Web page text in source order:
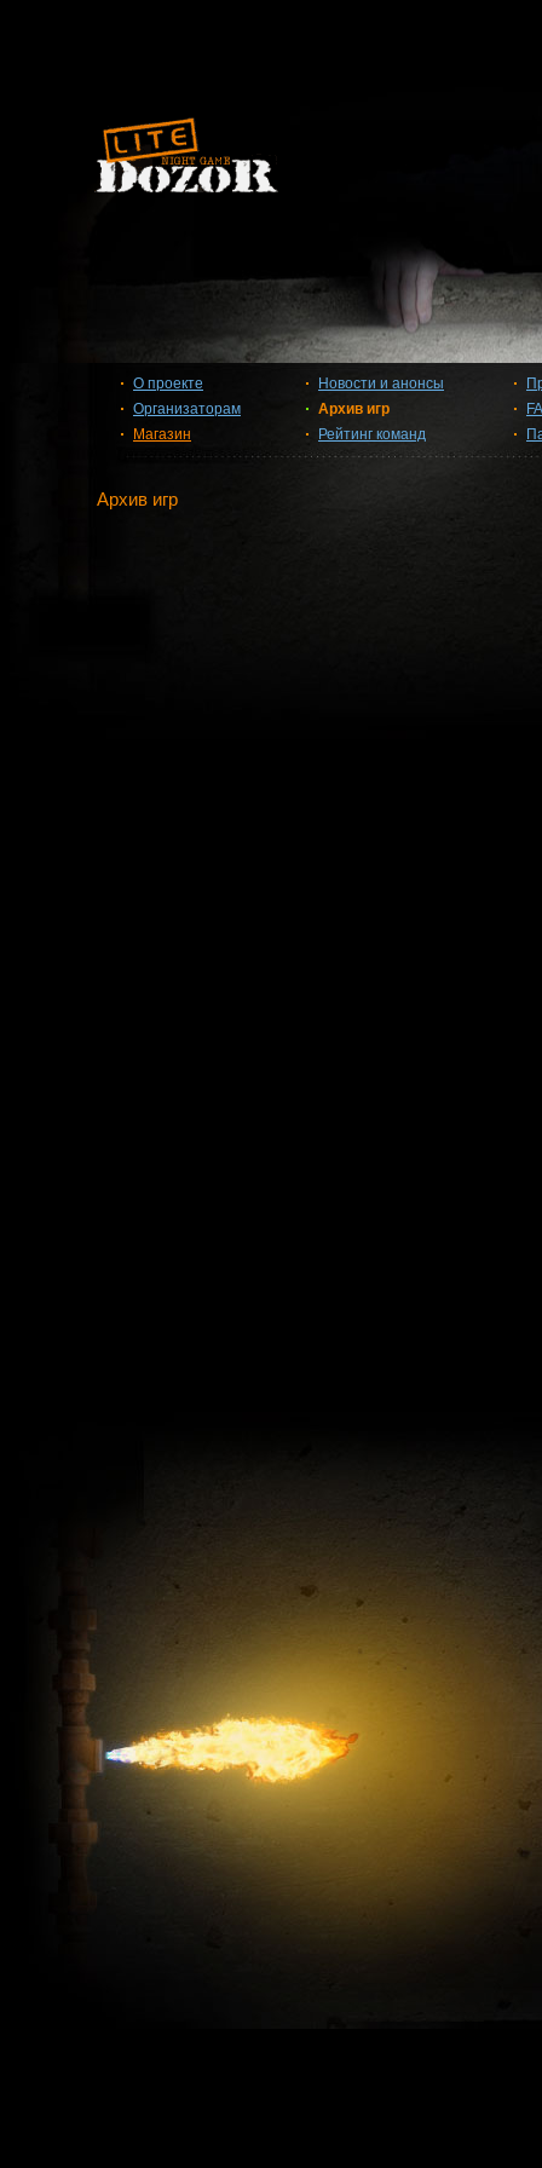
О проекте
Организаторам
Магазин
Новости и анонсы
Архив игр
Рейтинг команд
Архив игр